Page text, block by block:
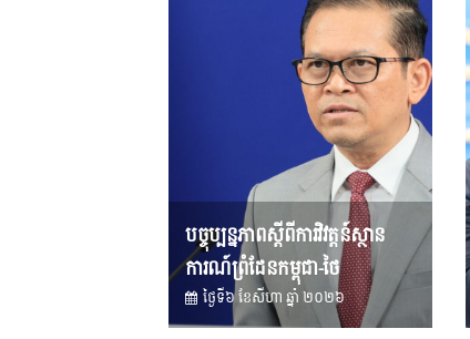
បច្ចុប្បន្នភាពស្ដីពីការវិវត្តន៍ស្ថាន
ការណ៍ព្រំដែនកម្ពុជា-ថៃ
ថ្ងៃទី៦ ខែ​សីហា ឆ្នាំ ២០២៦